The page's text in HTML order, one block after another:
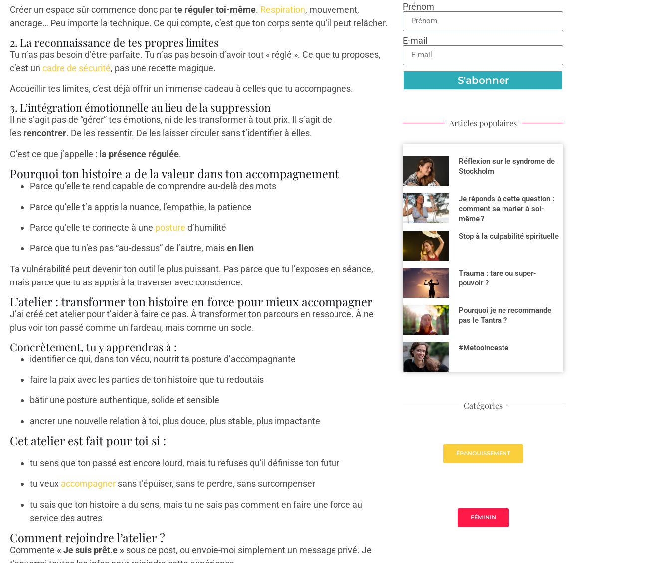
Créer un espace sûr commence donc parte réguler toi-même. Respiration, mouvement,
ancrage… Peu importe la technique. Ce qui compte, c’est que ton corps sente qu’il peut relâcher.
2. La reconnaissance de tes propres limites
Tu n’as pas besoin d’être parfaite. Tu n’as pas besoin d’avoir tout « réglé ». Ce que tu proposes,
c’est un cadre de sécurité, pas une recette magique.
Accueillir tes limites, c’est déjà offrir un immense cadeau à celles que tu accompagnes.
3. L’intégration émotionnelle au lieu de la suppression
Il ne s’agit pas de “gérer” tes émotions, ni de les transformer à tout prix. Il s’agit de
les rencontrer. De les ressentir. De les laisser circuler sans t’identifier à elles.
C’est ce que j’appelle : la présence régulée.
Pourquoi ton histoire a de la valeur dans ton accompagnement
Parce qu’elle te rend capable de comprendre au-delà des mots
Parce qu’elle t’a appris la nuance, l’empathie, la patience
Parce qu’elle te connecte à une posture d’humilité
Parce que tu n’es pas “au-dessus” de l’autre, maisen lien
Ta vulnérabilité peut devenir ton outil le plus puissant. Pas parce que tu l’exposes en séance,
mais parce que tu as appris à la traverser avec conscience.
L’atelier : transformer ton histoire en force pour mieux accompagner
J’ai créé cet atelier pour t’aider à faire ce pas. À transformer ton parcours en ressource. À ne
plus voir ton passé comme un fardeau, mais comme un socle.
Concrètement, tu y apprendras à :
identifier ce qui, dans ton vécu, nourrit ta posture d’accompagnante
faire la paix avec les parties de ton histoire que tu redoutais
bâtir une posture authentique, solide et sensible
ancrer une nouvelle relation à toi, plus douce, plus stable, plus impactante
Cet atelier est fait pour toi si :
tu sens que ton passé est encore lourd, mais tu refuses qu’il définisse ton futur
tu veux accompagner sans t’épuiser, sans te perdre, sans surcompenser
tu sais que ton histoire a du sens, mais tu ne sais pas comment en faire une force au
service des autres
Comment rejoindre l’atelier ?
Commente « Je suis prêt.e » sous ce post, ou envoie-moi simplement un message privé. Je
Prénom
E-mail
S'abonner
Articles populaires
Réflexion sur le syndrome de
Stockholm
Je réponds à cette question :
comment se marier à soi-
même ?
Stop à la culpabilité spirituelle
Trauma : tare ou super-
pouvoir ?
Pourquoi je ne recommande
pas le Tantra ?
#Metooinceste
Catégories
ÉPANOUISSEMENT
FÉMININ